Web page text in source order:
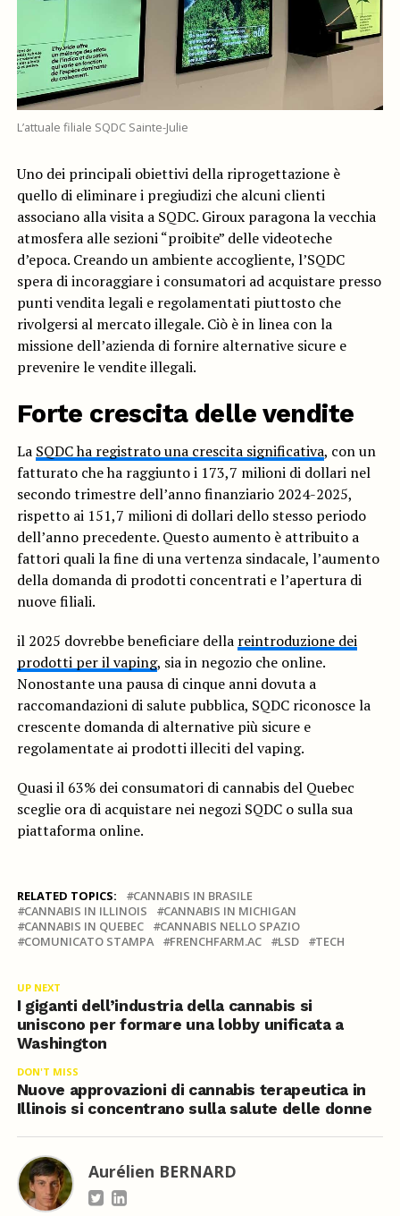
L’attuale filiale SQDC Sainte-Julie
Uno dei principali obiettivi della riprogettazione è
quello di eliminare i pregiudizi che alcuni clienti
associano alla visita a SQDC. Giroux paragona la vecchia
atmosfera alle sezioni “proibite” delle videoteche
d’epoca. Creando un ambiente accogliente, l’SQDC
spera di incoraggiare i consumatori ad acquistare presso
punti vendita legali e regolamentati piuttosto che
rivolgersi al mercato illegale. Ciò è in linea con la
missione dell’azienda di fornire alternative sicure e
prevenire le vendite illegali.
Forte crescita delle vendite
La SQDC ha registrato una crescita significativa, con un
fatturato che ha raggiunto i 173,7 milioni di dollari nel
secondo trimestre dell’anno finanziario 2024-2025,
rispetto ai 151,7 milioni di dollari dello stesso periodo
dell’anno precedente. Questo aumento è attribuito a
fattori quali la fine di una vertenza sindacale, l’aumento
della domanda di prodotti concentrati e l’apertura di
nuove filiali.
il 2025 dovrebbe beneficiare della reintroduzione dei
prodotti per il vaping, sia in negozio che online.
Nonostante una pausa di cinque anni dovuta a
raccomandazioni di salute pubblica, SQDC riconosce la
crescente domanda di alternative più sicure e
regolamentate ai prodotti illeciti del vaping.
Quasi il 63% dei consumatori di cannabis del Quebec
sceglie ora di acquistare nei negozi SQDC o sulla sua
piattaforma online.
RELATED TOPICS:
CANNABIS IN BRASILE
CANNABIS IN ILLINOIS
CANNABIS IN MICHIGAN
CANNABIS IN QUEBEC
CANNABIS NELLO SPAZIO
COMUNICATO STAMPA
FRENCHFARM.AC LSD TECH
UP NEXT
I giganti dell’industria della cannabis si
uniscono per formare una lobby unificata a
Washington
DON'T MISS
Nuove approvazioni di cannabis terapeutica in
Illinois si concentrano sulla salute delle donne
Aurélien BERNARD